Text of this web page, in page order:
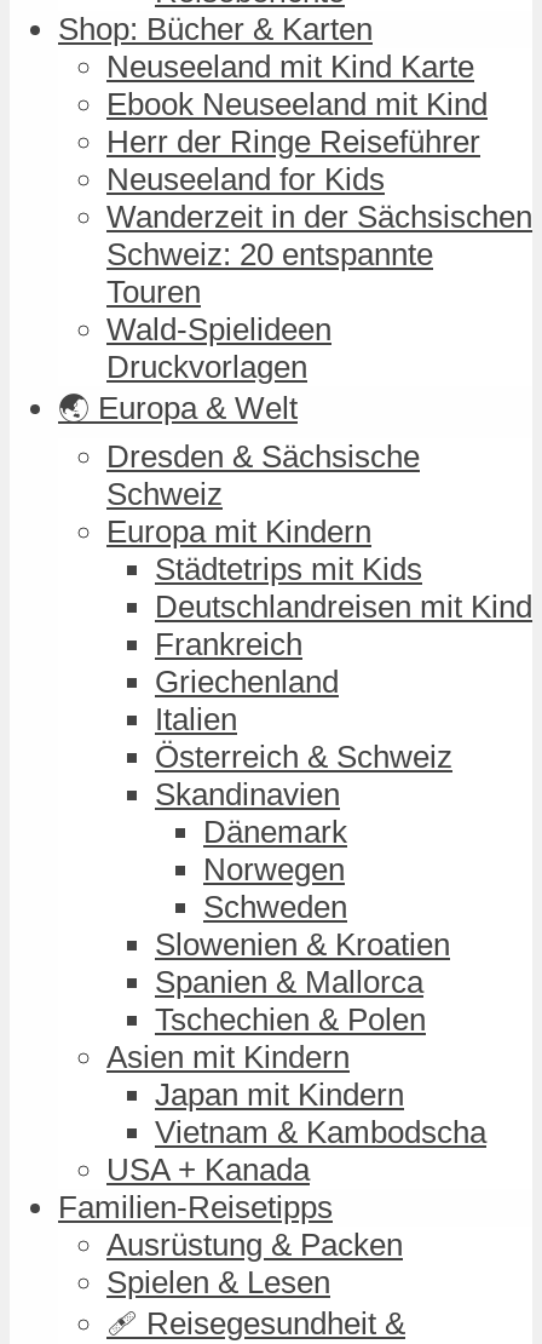
Shop: Bücher & Karten
Neuseeland mit Kind Karte
Ebook Neuseeland mit Kind
Herr der Ringe Reiseführer
Neuseeland for Kids
Wanderzeit in der Sächsischen
Schweiz: 20 entspannte
Touren
Wald-Spielideen
Druckvorlagen
🌏 Europa & Welt
Dresden & Sächsische
Schweiz
Europa mit Kindern
Städtetrips mit Kids
Deutschlandreisen mit Kind
Frankreich
Griechenland
Italien
Österreich & Schweiz
Skandinavien
Dänemark
Norwegen
Schweden
Slowenien & Kroatien
Spanien & Mallorca
Tschechien & Polen
Asien mit Kindern
Japan mit Kindern
Vietnam & Kambodscha
USA + Kanada
Familien-Reisetipps
Ausrüstung & Packen
Spielen & Lesen
🩹 Reisegesundheit &